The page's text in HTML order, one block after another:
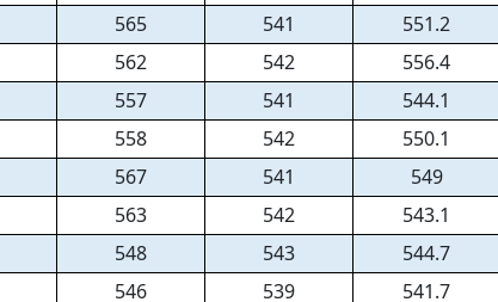
565 541
551.2
562 542
556.4
557 541
544.1
558 542
550.1
567 541
549
563 542 543.1
548 543
544.7
546 539 541.7